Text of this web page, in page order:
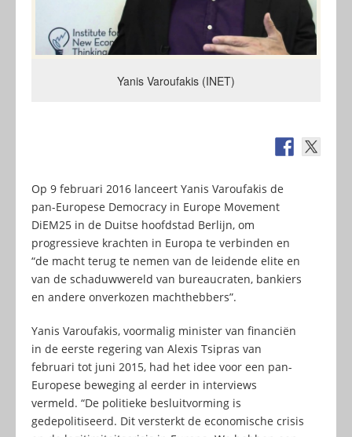
Yanis Varoufakis (INET)
Op 9 februari 2016 lanceert Yanis Varoufakis de
pan-Europese Democracy in Europe Movement
DiEM25 in de Duitse hoofdstad Berlijn, om
progressieve krachten in Europa te verbinden en
“de macht terug te nemen van de leidende elite en
van de schaduwwereld van bureaucraten, bankiers
en andere onverkozen machthebbers”.
Yanis Varoufakis, voormalig minister van financiën
in de eerste regering van Alexis Tsipras van
februari tot juni 2015, had het idee voor een pan-
Europese beweging al eerder in interviews
vermeld. “De politieke besluitvorming is
gedepolitiseerd. Dit versterkt de economische crisis